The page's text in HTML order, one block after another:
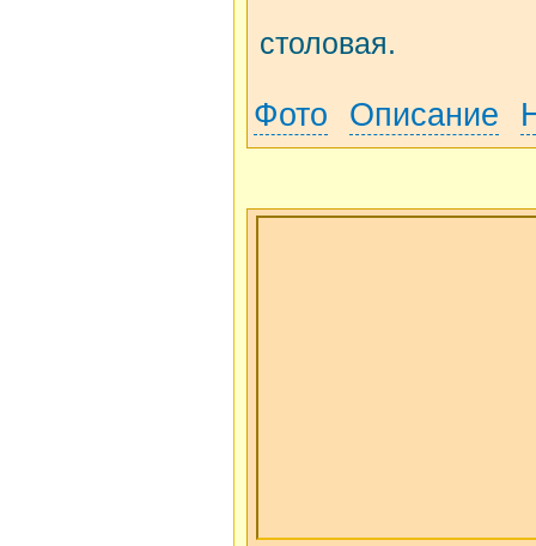
столовая.
Фото Описание